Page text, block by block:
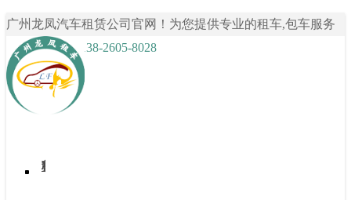
广州龙凤汽车租赁公司官网！为您提供专业的租车,包车服务
咨询热线： 138-2605-8028
首页
我要租车
租车案例
关于龙凤租车
租车资讯
联系我们